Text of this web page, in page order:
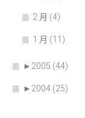
2 月 (4)
1 月 (11)
► 2005 (44)
► 2004 (25)